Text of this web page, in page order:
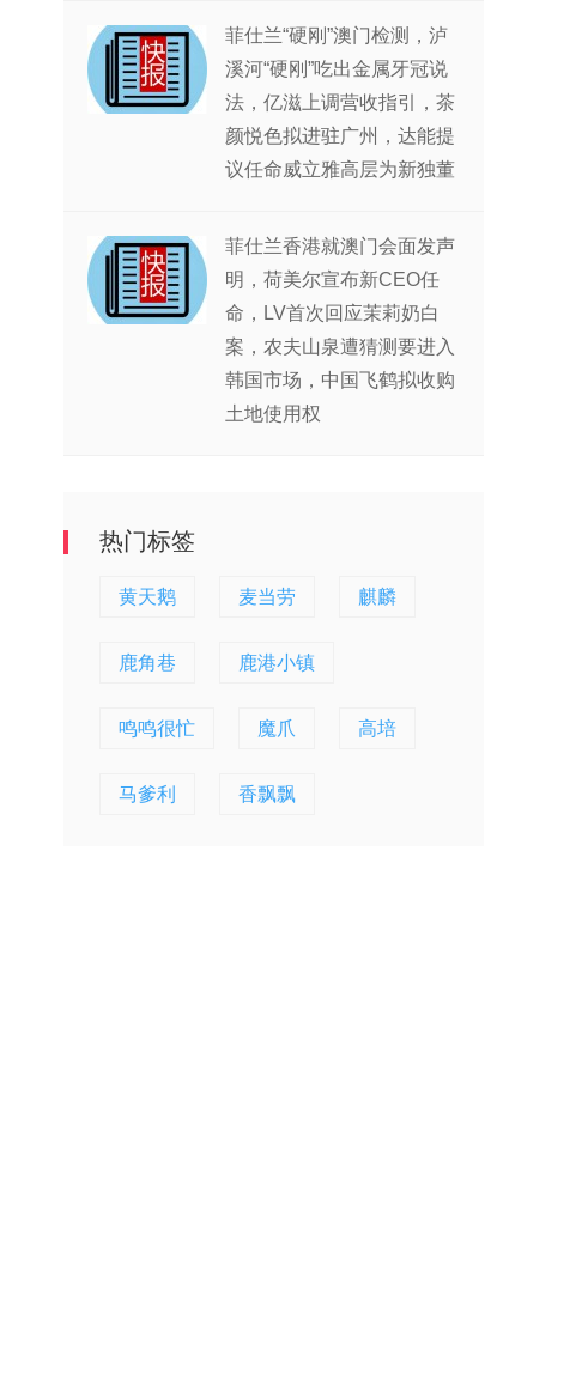
菲仕兰“硬刚”澳门检测，泸
溪河“硬刚”吃出金属牙冠说
法，亿滋上调营收指引，茶
颜悦色拟进驻广州，达能提
议任命威立雅高层为新独董
菲仕兰香港就澳门会面发声
明，荷美尔宣布新CEO任
命，LV首次回应茉莉奶白
案，农夫山泉遭猜测要进入
韩国市场，中国飞鹤拟收购
土地使用权
热门标签
黄天鹅 麦当劳 麒麟
鹿角巷 鹿港小镇
鸣鸣很忙 魔爪 高培
马爹利 香飘飘